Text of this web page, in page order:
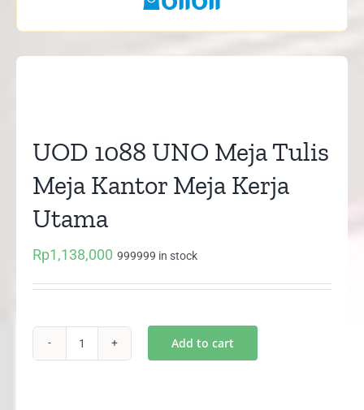
UOD 1088 UNO Meja Tulis
Meja Kantor Meja Kerja
Utama
Rp1,138,000 999999 in stock
Add to cart